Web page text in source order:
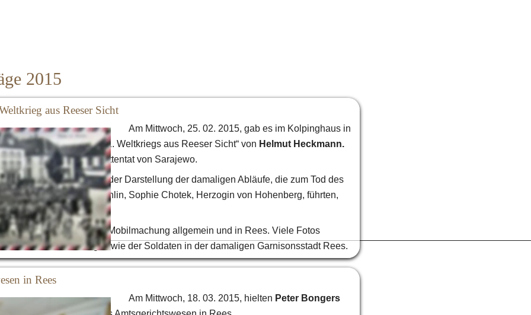
2015
aus Reeser Sicht
Am Mittwoch, 25. 02. 2015, gab es im Kolpinghaus in
„Der Beginn des 1. Weltkriegs aus Reeser Sicht“ von Helmut Heckmann.
Vortrag mit dem Attentat von Sarajewo.
animierten Film mit der Darstellung der damaligen Abläufe, die zum Tod des
und seiner Gemahlin, Sophie Chotek, Herzogin von Hohenberg, führten,
Kriegserklärungen, der Mobilmachung allgemein und in Rees. Viele Fotos
zivilen Bevölkerung sowie der Soldaten in der damaligen Garnisonsstadt Rees.
in Rees
Am Mittwoch, 18. 03. 2015, hielten Peter Bongers